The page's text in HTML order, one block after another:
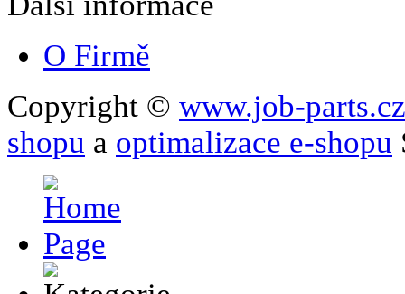
O Firmě
Copyright © www.job-parts.cz
shopu a optimalizace e-shopu